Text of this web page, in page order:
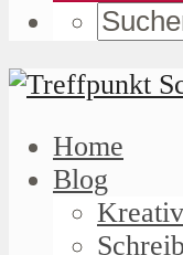
Home
Blog